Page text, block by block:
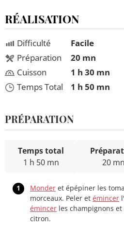
RÉALISATION
Difficulté
Préparation
Cuisson
Temps Total
Facile
20 mn
1 h 30 mn
1 h 50 mn
PRÉPARATION
Temps total
1 h 50 mn
20 mn
1 Monder et épépiner les
morceaux. Peler et émincer
émincer les champignons
citron.